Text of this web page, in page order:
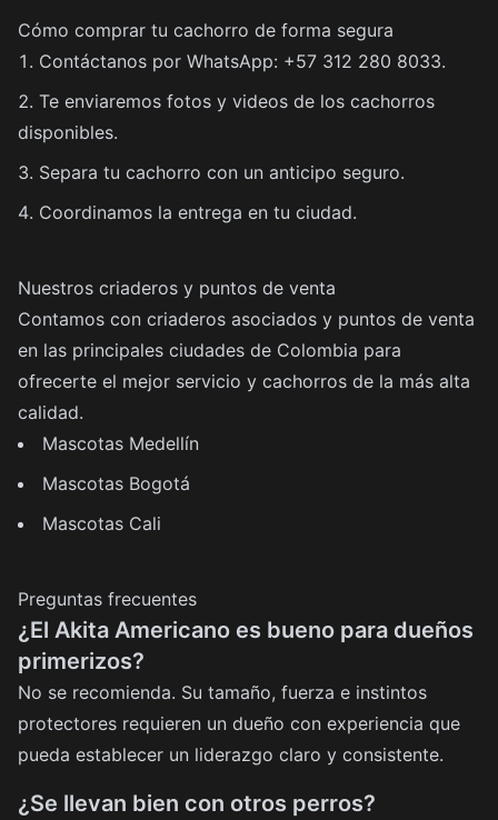
Cómo comprar tu cachorro de forma segura
Contáctanos por WhatsApp: +57 312 280 8033.
Te enviaremos fotos y videos de los cachorros
disponibles.
Separa tu cachorro con un anticipo seguro.
Coordinamos la entrega en tu ciudad.
Nuestros criaderos y puntos de venta
Contamos con criaderos asociados y puntos de venta
en las principales ciudades de Colombia para
ofrecerte el mejor servicio y cachorros de la más alta
calidad.
Mascotas Medellín
Mascotas Bogotá
Mascotas Cali
Preguntas frecuentes
¿El Akita Americano es bueno para dueños
primerizos?
No se recomienda. Su tamaño, fuerza e instintos
protectores requieren un dueño con experiencia que
pueda establecer un liderazgo claro y consistente.
¿Se llevan bien con otros perros?